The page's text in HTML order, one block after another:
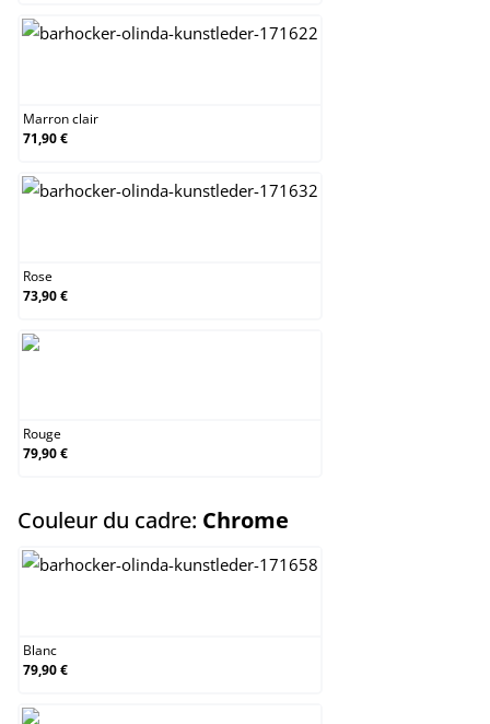
Marron clair
71,90 €
Rose
73,90 €
Rouge
79,90 €
Couleur du cadre: Chrome
Blanc
79,90 €